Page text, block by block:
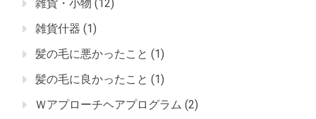
雑貨・小物 (12)
雑貨什器 (1)
髪の毛に悪かったこと (1)
髪の毛に良かったこと (1)
Ｗアプローチヘアプログラム (2)